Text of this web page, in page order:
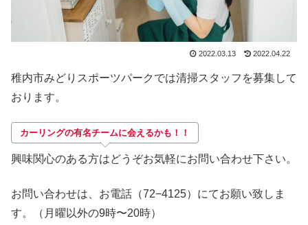
2022.03.13 2022.04.22
稚内市みどりスポーツパークでは清掃スタッフを募集して
おります。
カーリングの有名チームに会えるかも！！
興味関心のある方はどうぞお気軽にお問い合わせ下さい。
お問い合わせは、お電話（72−4125）にてお願い致しま
す。（月曜以外の9時〜20時）